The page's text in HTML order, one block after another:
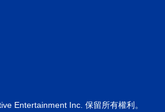
Entertainment Inc. 保留所有權利。